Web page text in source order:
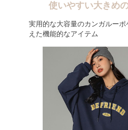
使いやすい大きめ
実用的な大容量のカンガルー
えた機能的なアイテム